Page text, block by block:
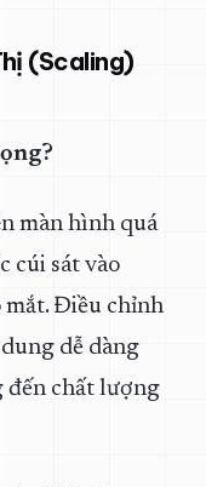
(Scaling)
màn hình quá
cúi sát vào
mắt. Điều chỉnh
dễ dàng
đến chất lượng